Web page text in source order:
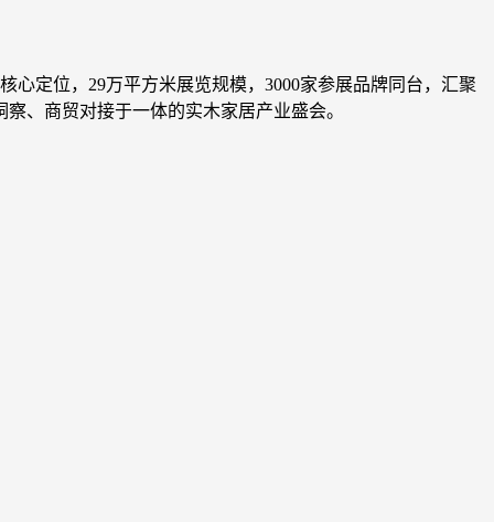
心定位，29万平方米展览规模，3000家参展品牌同台，汇聚
、商贸对接于一体的实木家居产业盛会。